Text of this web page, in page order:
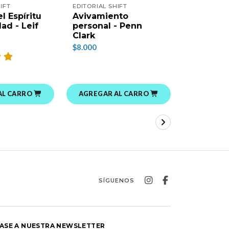
Espíritu
- Leif
CARRO
EDITORIAL SHIFT
Avivamiento
personal - Penn
Clark
$8.000
AGREGAR AL CARRO
SÍGUENOS
A NUESTRA NEWSLETTER